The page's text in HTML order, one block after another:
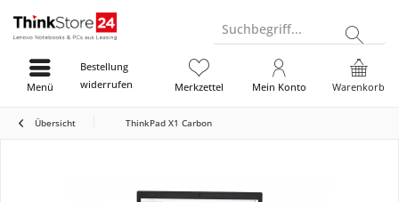
Suchbegriff...
Bestellung
widerrufen
Warenkorb
Merkzettel Mein Konto
Menü
Übersicht ThinkPad X1 Carbon